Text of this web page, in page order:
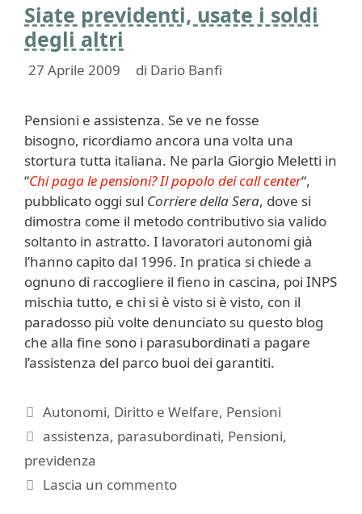
Siate previdenti, usate i soldi
degli altri
27 Aprile 2009 di Dario Banfi
Pensioni e assistenza. Se ve ne fosse
bisogno, ricordiamo ancora una volta una
stortura tutta italiana. Ne parla Giorgio Meletti in
“Chi paga le pensioni? Il popolo dei call center“,
pubblicato oggi sul Corriere della Sera, dove si
dimostra come il metodo contributivo sia valido
soltanto in astratto. I lavoratori autonomi già
l’hanno capito dal 1996. In pratica si chiede a
ognuno di raccogliere il fieno in cascina, poi INPS
mischia tutto, e chi si è visto si è visto, con il
paradosso più volte denunciato su questo blog
che alla fine sono i parasubordinati a pagare
l’assistenza del parco buoi dei garantiti.
Categorie
Autonomi, Diritto e Welfare, Pensioni
Tag
assistenza, parasubordinati, Pensioni,
previdenza
Lascia un commento